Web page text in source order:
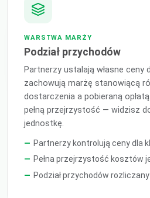
WARSTWA MARŻY
Podział przychodów
Partnerzy ustalają własne ceny
zachowują marżę stanowiącą
dostarczenia a pobieraną
pełną przejrzystość — widzisz
jednostkę.
Partnerzy kontrolują ceny dla
Pełna przejrzystość kosztów
Podział przychodów